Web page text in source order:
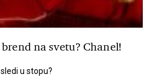
na svetu? Chanel!
sledi u stopu?